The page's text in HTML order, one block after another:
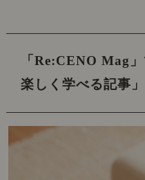
「Re:CENO Mag」
楽しく学べる記事